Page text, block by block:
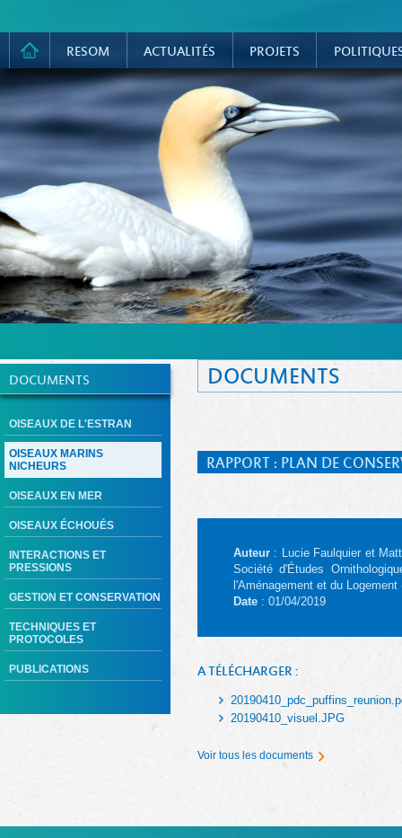
RESOM ACTUALITÉS PROJETS
DOCUMENTS
OISEAUX DE L'ESTRAN
OISEAUX MARINS
NICHEURS
OISEAUX EN MER
OISEAUX ÉCHOUÉS
INTERACTIONS ET
PRESSIONS
GESTION ET CONSERVATION
TECHNIQUES ET
PROTOCOLES
PUBLICATIONS
DOCUMENTS
RAPPORT : PLAN DE
Auteur : Lucie Faulquier et
Société d'Études
l'Aménagement et du Logement
Date : 01/04/2019
A TÉLÉCHARGER :
20190410_visuel.JPG
Voir tous les documents